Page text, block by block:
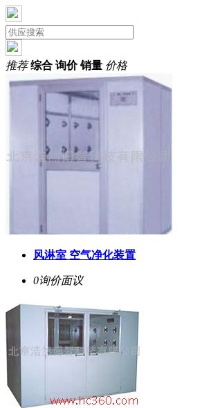
推荐 综合 询价 销量 价格
风淋室 空气净化装置
0询价面议